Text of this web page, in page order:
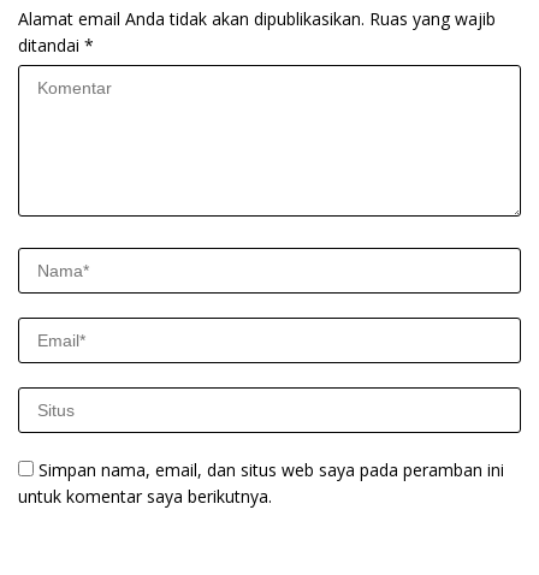
Alamat email Anda tidak akan dipublikasikan. Ruas yang wajib
ditandai *
Simpan nama, email, dan situs web saya pada peramban ini
untuk komentar saya berikutnya.